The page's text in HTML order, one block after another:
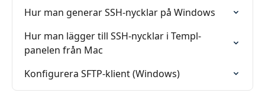
Hur man generar SSH-nycklar på Windows
Hur man lägger till SSH-nycklar i Templ-
panelen från Mac
Konfigurera SFTP-klient (Windows)